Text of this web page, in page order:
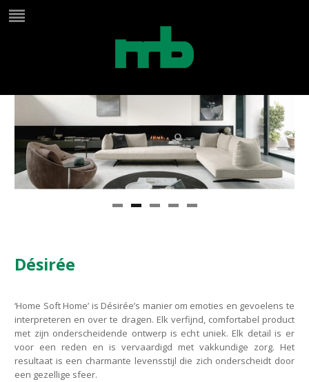
Désirée
‘Home Soft Home’ is Désirée’s manier om emoties en gevoelens te
interpreteren en over te dragen. Elk verfijnd, comfortabel product
met zijn onderscheidende ontwerp is echt uniek. Elk detail is er
voor een reden en is vervaardigd met vakkundige zorg. Het
resultaat is een charmante levensstijl die zich onderscheidt door
een gezellige sfeer.